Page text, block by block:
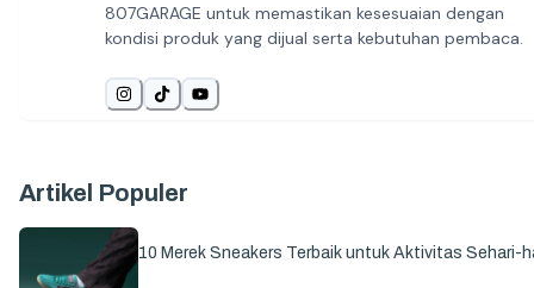
807GARAGE untuk memastikan kesesuaian dengan
kondisi produk yang dijual serta kebutuhan pembaca.
Artikel Populer
10 Merek Sneakers Terbaik untuk Aktivitas Sehari-